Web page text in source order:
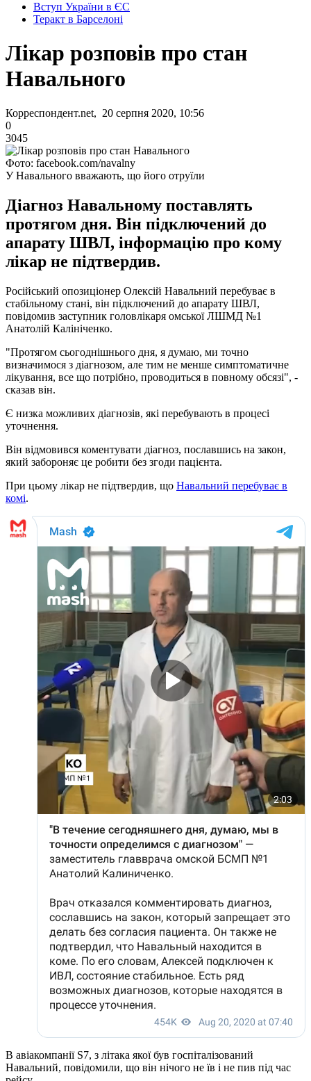
Вступ України в ЄС
Теракт в Барселоні
Лікар розповів про стан
Навального
Корреспондент.net, 20 серпня 2020, 10:56
0
3045
Фото: facebook.com/navalny
У Навального вважають, що його отруїли
Діагноз Навальному поставлять
протягом дня. Він підключений до
апарату ШВЛ, інформацію про кому
лікар не підтвердив.
Російський опозиціонер Олексій Навальний перебуває в
стабільному стані, він підключений до апарату ШВЛ,
повідомив заступник головлікаря омської ЛШМД №1
Анатолій Калініченко.
"Протягом сьогоднішнього дня, я думаю, ми точно
визначимося з діагнозом, але тим не менше симптоматичне
лікування, все що потрібно, проводиться в повному обсязі", -
сказав він.
Є низка можливих діагнозів, які перебувають в процесі
уточнення.
Він відмовився коментувати діагноз, пославшись на закон,
який забороняє це робити без згоди пацієнта.
При цьому лікар не підтвердив, що Навальний перебуває в
комі.
В авіакомпанії S7, з літака якої був госпіталізований
Навальний, повідомили, що він нічого не їв і не пив під час